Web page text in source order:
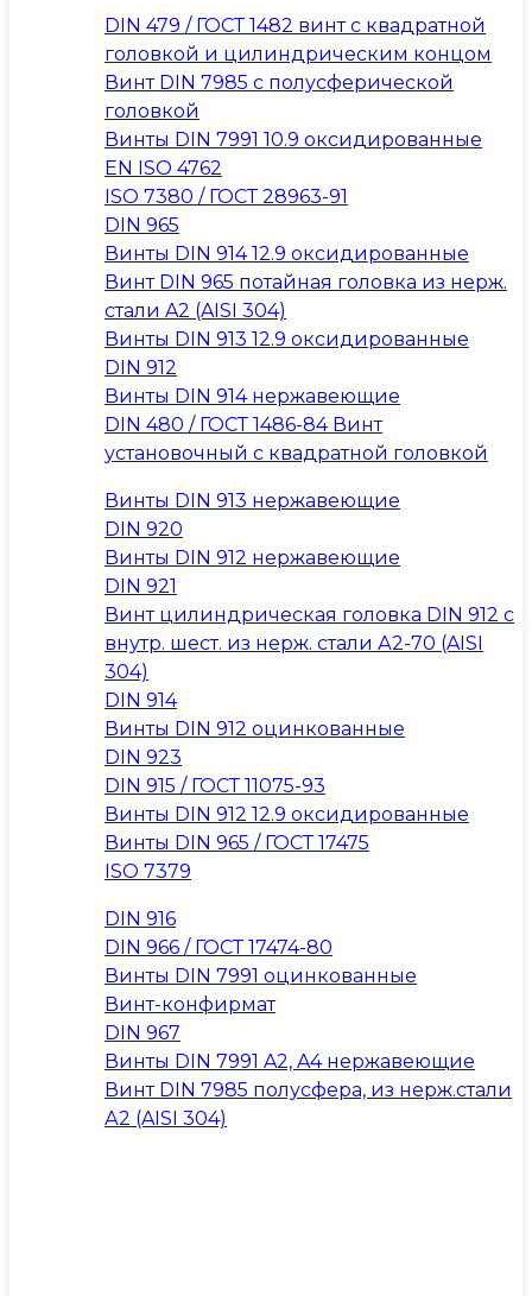
DIN 479 / ГОСТ 1482 винт с квадратной
головкой и цилиндрическим концом
Винт DIN 7985 с полусферической
головкой
Винты DIN 7991 10.9 оксидированные
EN ISO 4762
ISO 7380 / ГОСТ 28963-91
DIN 965
Винты DIN 914 12.9 оксидированные
Винт DIN 965 потайная головка из нерж.
стали A2 (AISI 304)
Винты DIN 913 12.9 оксидированные
DIN 912
Винты DIN 914 нержавеющие
DIN 480 / ГОСТ 1486-84 Винт
установочный с квадратной головкой
Винты DIN 913 нержавеющие
DIN 920
Винты DIN 912 нержавеющие
DIN 921
Винт цилиндрическая головка DIN 912 с
внутр. шест. из нерж. стали А2-70 (AISI
304)
DIN 914
Винты DIN 912 оцинкованные
DIN 923
DIN 915 / ГОСТ 11075-93
Винты DIN 912 12.9 оксидированные
Винты DIN 965 / ГОСТ 17475
ISO 7379
DIN 916
DIN 966 / ГОСТ 17474-80
Винты DIN 7991 оцинкованные
Винт-конфирмат
DIN 967
Винты DIN 7991 A2, A4 нержавеющие
Винт DIN 7985 полусфера, из нерж.стали
А2 (AISI 304)